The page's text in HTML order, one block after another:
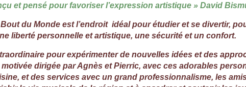
et pensé pour favoriser l’expression artistique » David
du Monde est l’endroit idéal pour étudier et se divertir,
liberté personnelle et artistique, une sécurité et un confort.
pour expérimenter de nouvelles idées et des
motivée dirigée par Agnès et Pierric, avec ces adorables
et des services avec un grand professionnalisme, les